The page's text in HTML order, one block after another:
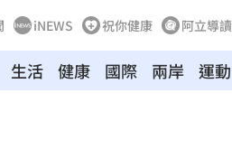
iNEWS 祝你健康 阿立導讀
生活 健康 國際 兩岸 運動